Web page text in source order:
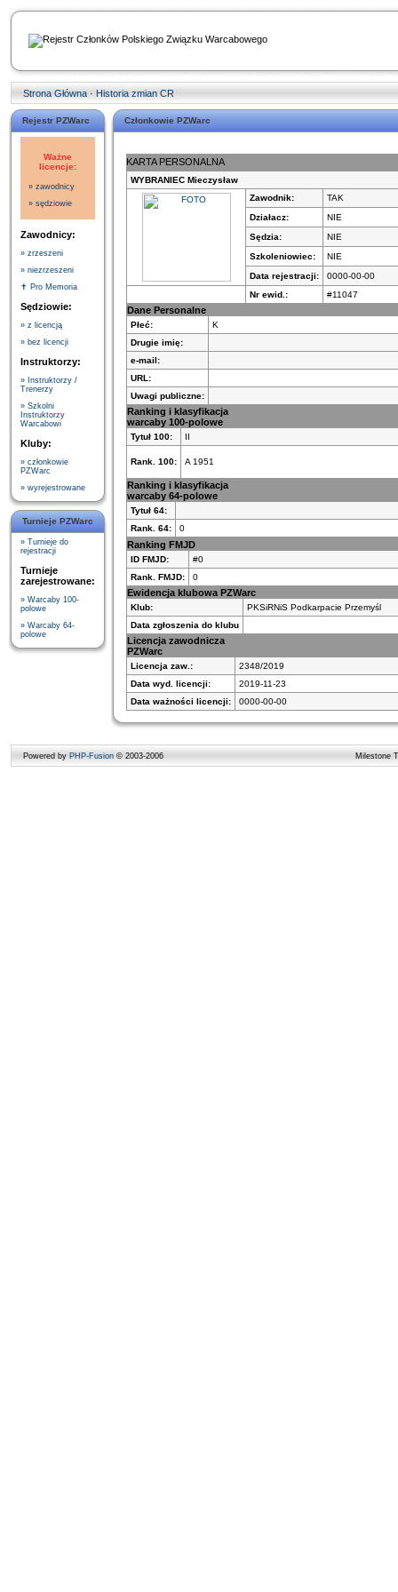
Strona Główna · Historia zmian CR
Rejestr PZWarc
Ważne
licencje:
» zawodnicy
» sędziowie
Zawodnicy:
» zrzeszeni
» niezrzeszeni
✝ Pro Memoria
Sędziowie:
» z licencją
» bez licencji
Instruktorzy:
» Instruktorzy /
Trenerzy
» Szkolni
Instruktorzy
Warcabowi
Kluby:
» członkowie
PZWarc
» wyrejestrowane
Turnieje PZWarc
» Turnieje do
rejestracji
Turnieje
zarejestrowane:
» Warcaby 100-
polowe
» Warcaby 64-
polowe
Członkowie PZWarc
KARTA PERSONALNA
WYBRANIEC Mieczysław
Zawodnik:
TAK
Działacz:
NIE
Sędzia:
NIE
Szkoleniowiec:
NIE
Data rejestracji:
0000-00-00
Nr ewid.:
#11047
Dane Personalne
Płeć:
K
Drugie imię:
e-mail:
URL:
Uwagi publiczne:
Ranking i klasyfikacja
warcaby 100-polowe
Tytuł 100: II
Rank. 100: A 1951
Ranking i klasyfikacja
warcaby 64-polowe
Tytuł 64:
Rank. 64:
0
Ranking FMJD
ID FMJD:
#0
Rank. FMJD:
0
Ewidencja klubowa PZWarc
Klub:
PKSiRNiS Podkarpacie Przemyśl
Data zgłoszenia do klubu
Licencja zawodnicza
PZWarc
Licencja zaw.:
2348/2019
Data wyd. licencji:
2019-11-23
Data ważności licencji:
0000-00-00
Powered by PHP-Fusion © 2003-2006 Milestone